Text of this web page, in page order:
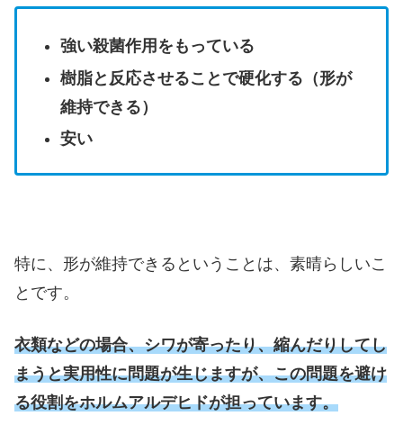
強い殺菌作用をもっている
樹脂と反応させることで硬化する（形が
維持できる）
安い
特に、形が維持できるということは、素晴らしいこ
とです。
衣類などの場合、シワが寄ったり、縮んだりしてし
まうと実用性に問題が生じますが、この問題を避け
る役割をホルムアルデヒドが担っています。